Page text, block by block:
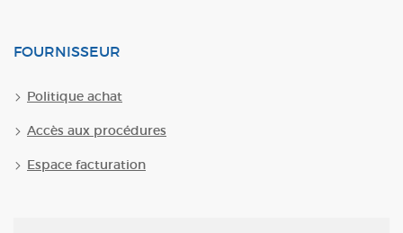
FOURNISSEUR
Politique achat
Accès aux procédures
Espace facturation